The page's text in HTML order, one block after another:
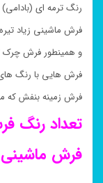
رنگ ترمه ای
فرش ماشینی زیاد
و همینطور فرش
فرش هایی با رنگ
فرش زمینه بنفش که
تعداد رنگ
فرش